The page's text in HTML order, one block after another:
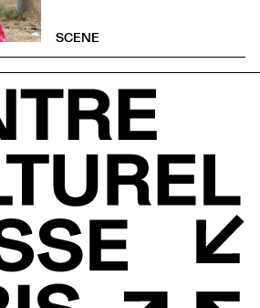
SCENE